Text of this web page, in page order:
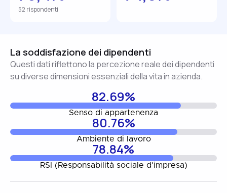
52 rispondenti
La soddisfazione dei dipendenti
Questi dati riflettono la percezione reale dei dipendenti
su diverse dimensioni essenziali della vita in azienda.
82.69%
Senso di appartenenza
80.76%
Ambiente di lavoro
78.84%
RSI (Responsabilità sociale d'impresa)